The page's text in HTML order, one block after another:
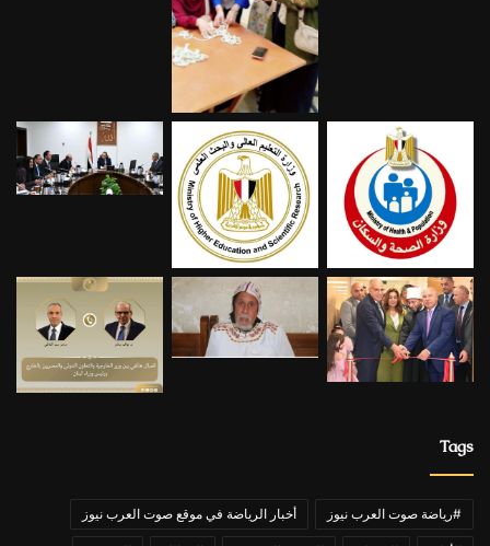
Tags
#رياضة صوت العرب نيوز أخبار الرياضة في موقع صوت العرب نيوز